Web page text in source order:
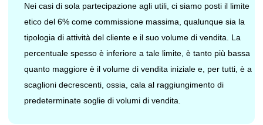
Nei casi di sola partecipazione agli utili, ci siamo posti il limite
etico del 6% come commissione massima, qualunque sia la
tipologia di attività del cliente e il suo volume di vendita. La
percentuale spesso è inferiore a tale limite, è tanto più bassa
quanto maggiore è il volume di vendita iniziale e, per tutti, è a
scaglioni decrescenti, ossia, cala al raggiungimento di
predeterminate soglie di volumi di vendita.